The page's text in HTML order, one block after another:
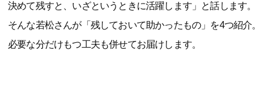
決めて残すと、いざというときに活躍します」と話します。
そんな若松さんが「残しておいて助かったもの」を4つ紹介。
必要な分だけもつ工夫も併せてお届けします。